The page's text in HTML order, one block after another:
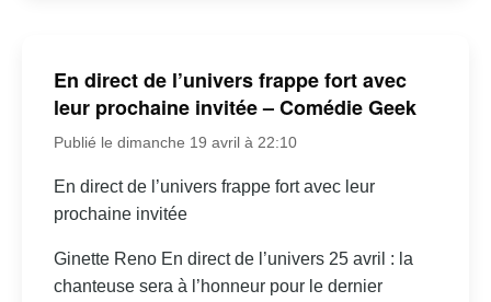
En direct de l’univers frappe fort avec
leur prochaine invitée – Comédie Geek
Publié le dimanche 19 avril à 22:10
En direct de l’univers frappe fort avec leur
prochaine invitée
Ginette Reno En direct de l’univers 25 avril : la
chanteuse sera à l’honneur pour le dernier